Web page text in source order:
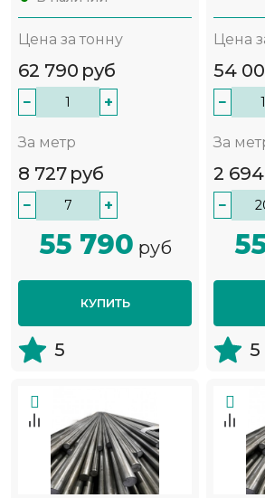
Цена за тонну
62 790 руб
− +
За метр
8 727 руб
− +
55 790 руб
КУПИТЬ
5
Цена
54
−
За
2 694
−
5